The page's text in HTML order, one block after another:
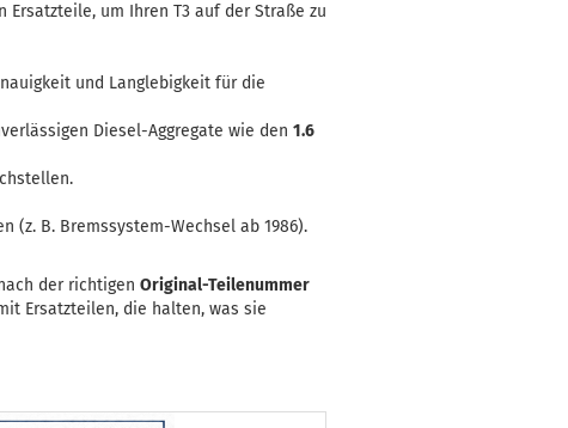
um Ihren T3 auf der Straße zu
und Langlebigkeit für die
Diesel-Aggregate wie den 1.6
(z. B. Bremssystem-Wechsel ab 1986).
der richtigen Original-Teilenummer
Ersatzteilen, die halten, was sie